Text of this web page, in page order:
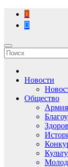
Перейти
содержимому
Новости
Общество
Армия